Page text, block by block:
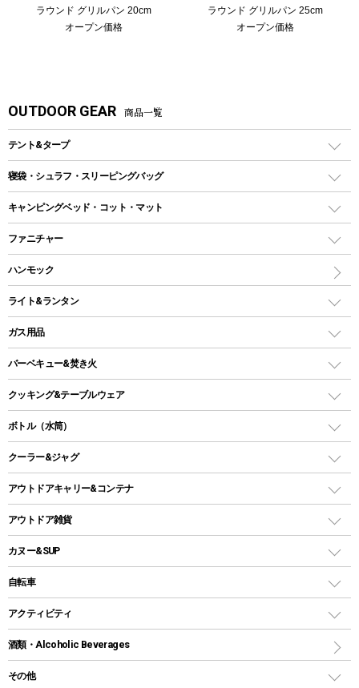
ラウンド グリルパン 20cm
オープン価格
ラウンド グリルパン 25cm
オープン価格
OUTDOOR GEAR 商品一覧
テント&タープ
テント
ツールームテント
ワンポールテント
シェルターテント
ロッジ型・オリジナルテント
タープ
スクエアタープ（レクタタープ）
メッシュタープ
自立式タープ
パラソル
テントアクセサリー
ペグ
グランドシート
ガイドロープ
ツール
寝袋・シュラフ・スリーピングバッグ
レクタングラー型（封筒型）シュラフ
インナーシュラフ
キャンピングベッド・コット・マット
キャンピングベッド・コット
インフレータブルマット
ファニチャー
アウトドアテーブル
レジャーシート
ハンモック
ライト&ランタン
LEDランタン
ガスランタン
オイルランタン
LEDライト
ヘッドライト
キャンドル
ガス用品
ガスバーナー
ガス缶
ガストーチ、ライター
バーベキュー&焚き火
バーベキューコンロ、グリル
焚き火台タイプ（ロースタイル）グリル
卓上タイプグリル
パーティータイプグリル
鉄板、アミ
焚き火台&ストーブ
火起こし
バーベキューツール
クッキング&テーブルウェア
ダッチオーブン
ホットサンドメーカー
クッカーセット
シェラカップ
クッキングツール
ナイフ
カトラリー
ボトル（水筒）
ステンレスボトル
コップ付きタイプ
ワンタッチタイプ
プラスチックボトル
ディズニーボトル
クーラー&ジャグ
クーラーボックス
クーラーバッグ
ウォータージャグ
保冷剤
アウトドアキャリー&コンテナ
アウトドアキャリー
アウトドア雑貨
バックパック&バッグ
リュック、バックパック
トートバッグ、サコッシュ
ショッピングキャリー
カヌー&SUP
インフレータブル
カヤック
パドル
自転車
折りたたみ自転車
スポーツサイクル
シティサイクル
アクティビティ
マリン
酒類・Alcoholic Beverages
その他